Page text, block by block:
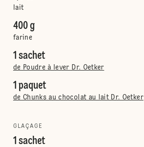
lait
400 g
farine
1 sachet
de Poudre à lever Dr. Oetker
1 paquet
de Chunks au chocolat au lait Dr. Oetker
GLAÇAGE
1 sachet